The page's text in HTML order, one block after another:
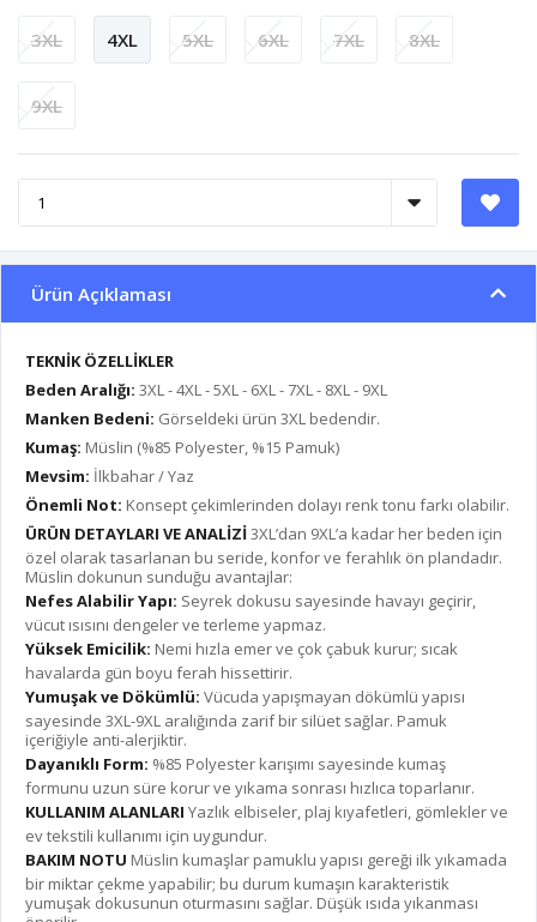
3XL 4XL 5XL 6XL 7XL 8XL
9XL
Ürün Açıklaması
TEKNİK ÖZELLİKLER
Beden Aralığı: 3XL - 4XL - 5XL - 6XL - 7XL - 8XL - 9XL
Manken Bedeni: Görseldeki ürün 3XL bedendir.
Kumaş: Müslin (%85 Polyester, %15 Pamuk)
Mevsim: İlkbahar / Yaz
Önemli Not: Konsept çekimlerinden dolayı renk tonu farkı olabilir.
ÜRÜN DETAYLARI VE ANALİZİ 3XL’dan 9XL’a kadar her beden için
özel olarak tasarlanan bu seride, konfor ve ferahlık ön plandadır.
Müslin dokunun sunduğu avantajlar:
Nefes Alabilir Yapı: Seyrek dokusu sayesinde havayı geçirir,
vücut ısısını dengeler ve terleme yapmaz.
Yüksek Emicilik: Nemi hızla emer ve çok çabuk kurur; sıcak
havalarda gün boyu ferah hissettirir.
Yumuşak ve Dökümlü: Vücuda yapışmayan dökümlü yapısı
sayesinde 3XL-9XL aralığında zarif bir silüet sağlar. Pamuk
içeriğiyle anti-alerjiktir.
Dayanıklı Form: %85 Polyester karışımı sayesinde kumaş
formunu uzun süre korur ve yıkama sonrası hızlıca toparlanır.
KULLANIM ALANLARI Yazlık elbiseler, plaj kıyafetleri, gömlekler ve
ev tekstili kullanımı için uygundur.
BAKIM NOTU Müslin kumaşlar pamuklu yapısı gereği ilk yıkamada
bir miktar çekme yapabilir; bu durum kumaşın karakteristik
yumuşak dokusunun oturmasını sağlar. Düşük ısıda yıkanması